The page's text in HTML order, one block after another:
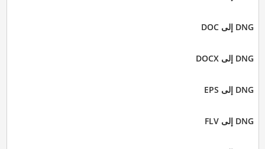
DNG إلى DOC
DNG إلى DOCX
DNG إلى EPS
DNG إلى FLV